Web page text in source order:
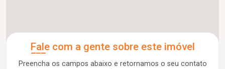
Fale com a gente sobre este imóvel
Preencha os campos abaixo e retornamos o seu contato